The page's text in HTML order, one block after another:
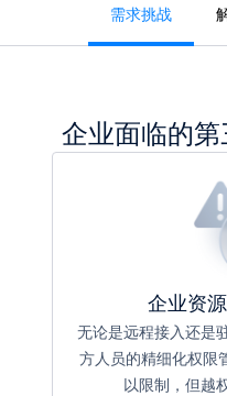
需求挑战
企业面临的
企业资
无论是远程接入还是
方人员的精细化权限
以限制，但越